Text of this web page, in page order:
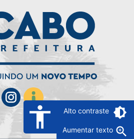
accessibility Alto contraste brightness_6
Aumentar texto zoom_in